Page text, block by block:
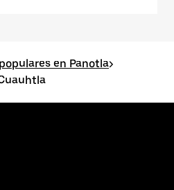
en Panotla>